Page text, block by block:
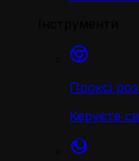
Проксі
Керуєте